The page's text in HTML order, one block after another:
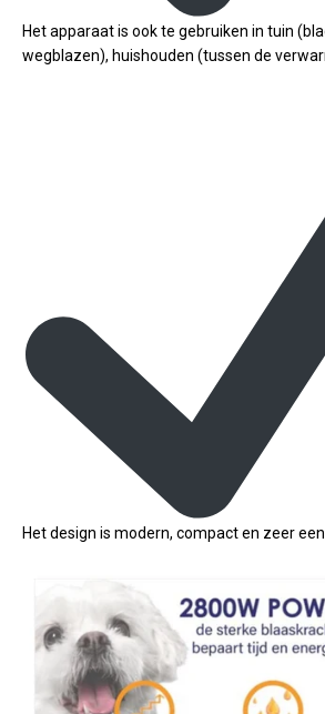
Het apparaat is ook te gebruiken in tuin
wegblazen), huishouden (tussen de
Het design is modern, compact en zeer